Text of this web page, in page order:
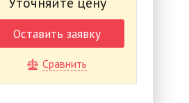
Оставить заявку
Сравнить